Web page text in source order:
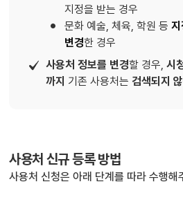
지정을 받는 경우
문화 예술, 체육, 학원 등
변경한 경우
사용처 정보를 변경할 경우,시
까지 기존 사용처는 검색되지
사용처 신규 등록 방법
사용처 신청은 아래 단계를 따라 수행해